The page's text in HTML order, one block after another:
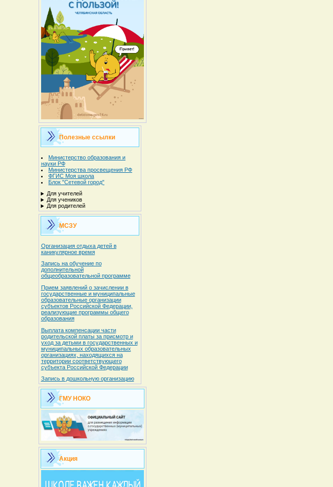
Полезные ссылки
Министерство образования и
науки РФ
Министерства просвещения РФ
ФГИС Моя школа
Блок "Сетевой город"
Для учителей
Для учеников
Для родителей
МСЗУ
Организация отдыха детей в
каникулярное время
Запись на обучение по
дополнительной
общеобразовательной программе
Прием заявлений о зачислении в
государственные и муниципальные
образовательные организации
субъектов Российской Федерации,
реализующие программы общего
образования
Выплата компенсации части
родительской платы за присмотр и
уход за детьми в государственных и
муниципальных образовательных
организациях, находящихся на
территории соответствующего
субъекта Российской Федерации
Запись в дошкольную организацию
ГМУ НОКО
Акция